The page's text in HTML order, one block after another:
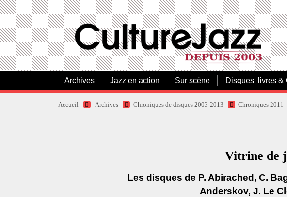
Archives Jazz en action Sur scène Disques, livres &
Accueil Archives Chroniques de disques 2003-2013 Chroniques 2011
Vitrine de
Les disques de P. Abirached, C.
Anderskov, J. Le